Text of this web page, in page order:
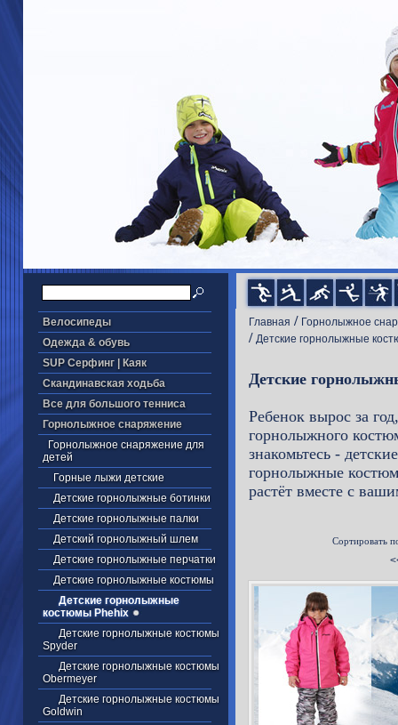
Велосипеды
Одежда & обувь
SUP Серфинг | Каяк
Скандинавская ходьба
Все для большого тенниса
Горнолыжное снаряжение
Горнолыжное снаряжение для
детей
Горные лыжи детские
Детские горнолыжные ботинки
Детские горнолыжные палки
Детский горнолыжный шлем
Детские горнолыжные перчатки
Детские горнолыжные костюмы
Детские горнолыжные
костюмы Phehix
Детские горнолыжные костюмы
Spyder
Детские горнолыжные костюмы
Obermeyer
Детские горнолыжные костюмы
Goldwin
Главная / Горнолыжное
/ Детские горнолыжные
Детские
Ребенок вырос за
горнолыжного
знакомьтесь -
горнолыжные
растёт вместе с
Сортировать